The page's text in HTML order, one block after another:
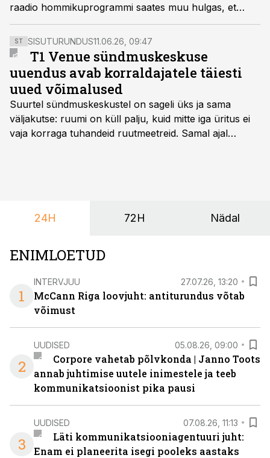
raadio hommikuprogrammi saates muu hulgas, et
valitsuse kriisikommunikatsioon on käest lastud ja
enam ei ole ühtegi autoriteeti, kelle sõnumeid rahvas
tõsiselt võtaks.
ST SISUTURUNDUS11.06.26, 09:47
T1 Venue sündmuskeskuse
uuendus avab korraldajatele täiesti
uued võimalused
Suurtel sündmuskeskustel on sageli üks ja sama
väljakutse: ruumi on küll palju, kuid mitte iga üritus ei
vaja korraga tuhandeid ruutmeetreid. Samal ajal
nendele vajadustele vastanud uuendusega, mis pakub
24H 72H Nädal
ENIMLOETUD
1
INTERVJUU 27.07.26, 13:20
McCann Riga loovjuht: antiturundus võtab
võimust
2
UUDISED 05.08.26, 09:00
Corpore vahetab põlvkonda | Janno Toots
annab juhtimise uutele inimestele ja teeb
kommunikatsioonist pika pausi
3
UUDISED 07.08.26, 11:13
Läti kommunikatsiooniagentuuri juht:
Enam ei planeerita isegi pooleks aastaks